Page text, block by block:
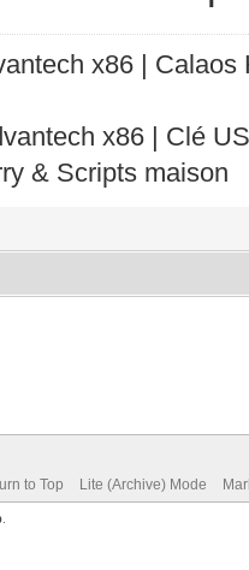
x86 |
x86 | Clé
& Scripts maison
to Top Lite (Archive) Mode